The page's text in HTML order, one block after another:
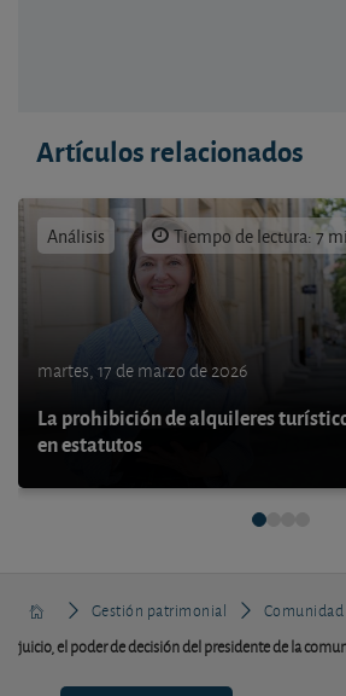
Artículos relacionados
Análisis Tiempo de lectura: 7
martes, 17 de marzo de 2026
La prohibición de alquileres
en estatutos
Gestión patrimonial
juicio, el poder de decisión del presidente de la